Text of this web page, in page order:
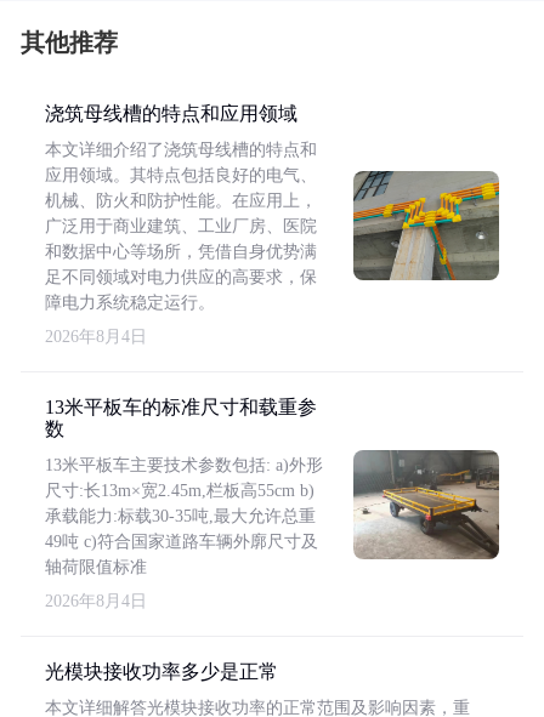
其他推荐
浇筑母线槽的特点和应用领域
本文详细介绍了浇筑母线槽的特点和
应用领域。其特点包括良好的电气、
机械、防火和防护性能。在应用上，
广泛用于商业建筑、工业厂房、医院
和数据中心等场所，凭借自身优势满
足不同领域对电力供应的高要求，保
障电力系统稳定运行。
2026年8月4日
13米平板车的标准尺寸和载重参
数
13米平板车主要技术参数包括: a)外形
尺寸:长13m×宽2.45m,栏板高55cm b)
承载能力:标载30-35吨,最大允许总重
49吨 c)符合国家道路车辆外廓尺寸及
轴荷限值标准
2026年8月4日
光模块接收功率多少是正常
本文详细解答光模块接收功率的正常范围及影响因素，重